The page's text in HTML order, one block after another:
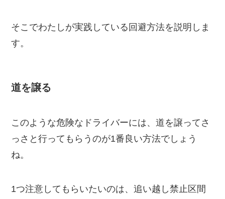
そこでわたしが実践している回避方法を説明しま
す。
道を譲る
このような危険なドライバーには、道を譲ってさ
っさと行ってもらうのが1番良い方法でしょう
ね。
1つ注意してもらいたいのは、追い越し禁止区間